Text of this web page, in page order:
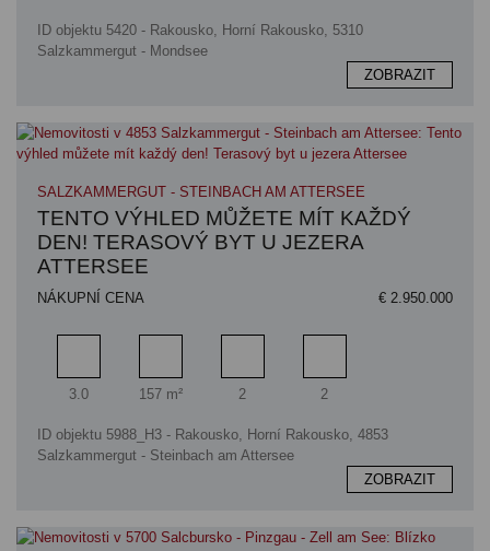
ID objektu 5420 - Rakousko, Horní Rakousko, 5310
Salzkammergut - Mondsee
ZOBRAZIT
SALZKAMMERGUT - STEINBACH AM ATTERSEE
TENTO VÝHLED MŮŽETE MÍT KAŽDÝ
DEN! TERASOVÝ BYT U JEZERA
ATTERSEE
NÁKUPNÍ CENA € 2.950.000
Pokoj
3.0
Obytný prostor
157 m²
Koupelna
2
Ložnice
2
ID objektu 5988_H3 - Rakousko, Horní Rakousko, 4853
Salzkammergut - Steinbach am Attersee
ZOBRAZIT